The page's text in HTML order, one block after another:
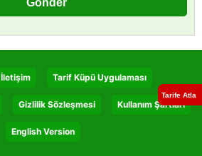
Tarife Atla
İletişim Tarif Küpü Uygulaması
Gizlilik Sözleşmesi Kullanım Şartları
English Version